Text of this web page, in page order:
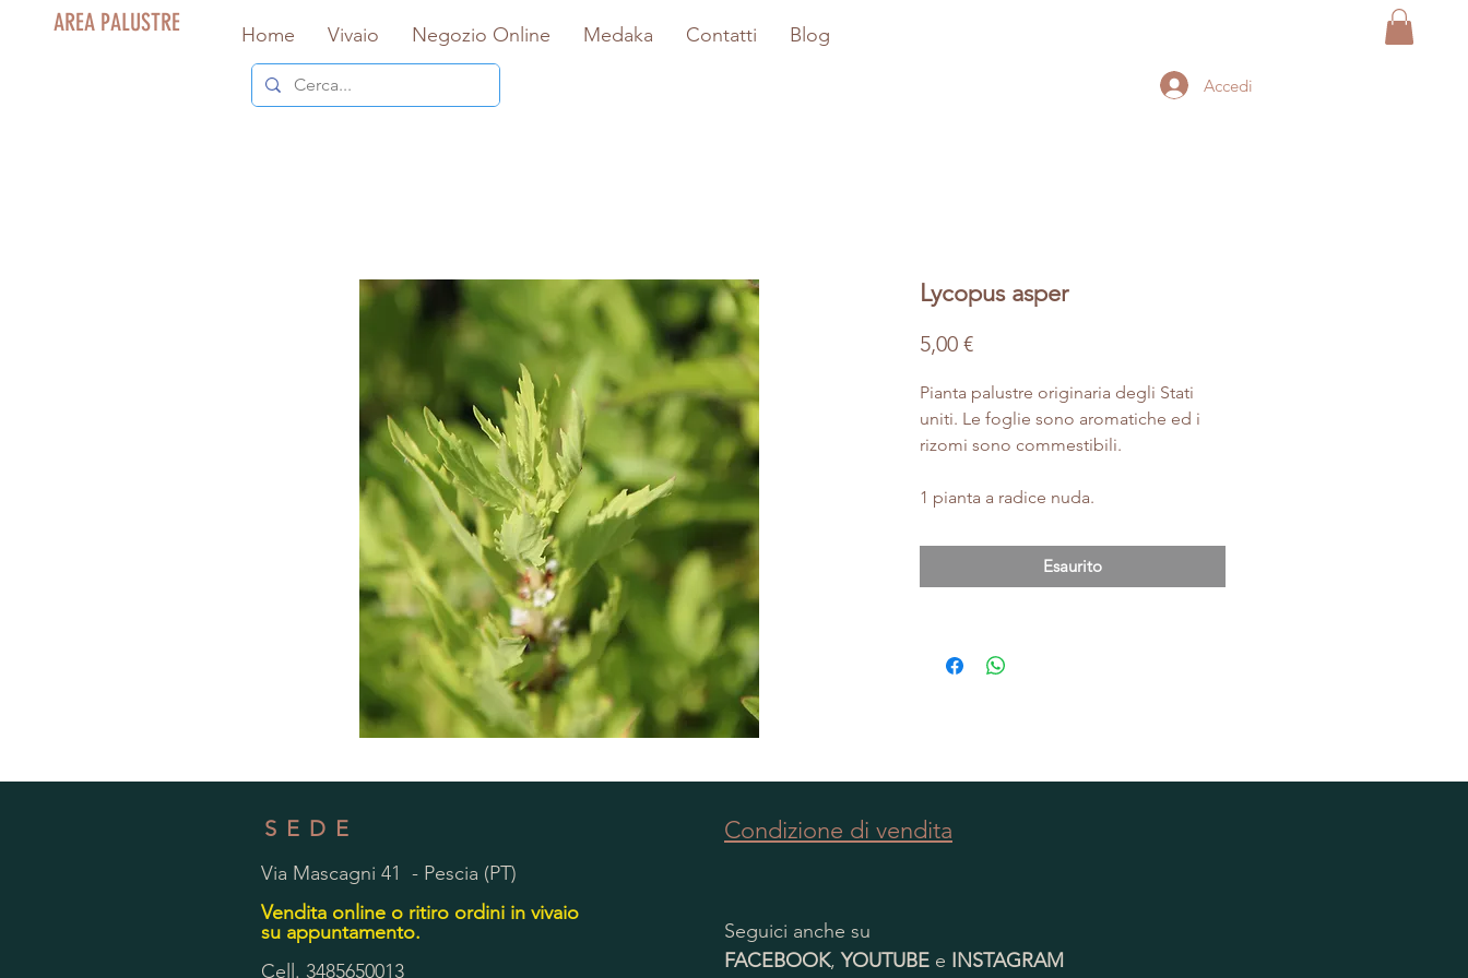
AREA PALUSTRE Home Vivaio Negozio Online Medaka Contatti Blog
Accedi
Lycopus asper
5,00 €Prezzo
Pianta palustre originaria degli Stati
uniti. Le foglie sono aromatiche ed i
rizomi sono commestibili.
1 pianta a radice nuda.
Esaurito
SEDE
Via Mascagni 41 - Pescia (PT)
Vendita online o ritiro ordini in vivaio
su appuntamento.
Cell. 3485650013
Condizione di vendita
Seguici anche su
FACEBOOK,YOUTUBE e INSTAGRAM